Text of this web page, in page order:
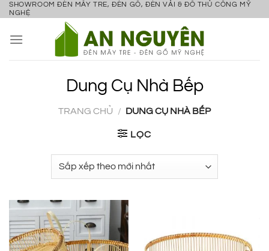
Bỏ
nội
SHOWROOM ĐÈN MÂY TRE, ĐÈN GỖ, ĐÈN VẢI & ĐỒ THỦ CÔNG MỸ
NGHỆ
Dung Cụ Nhà Bếp
TRANG CHỦ / DUNG CỤ NHÀ BẾP
LỌC